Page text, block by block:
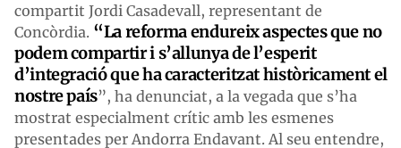
compartit Jordi Casadevall, representant de
Concòrdia. “La reforma endureix aspectes que no
podem compartir i s’allunya de l’esperit
d’integració que ha caracteritzat històricament el
nostre país”, ha denunciat, a la vegada que s’ha
mostrat especialment crític amb les esmenes
presentades per Andorra Endavant. Al seu entendre,